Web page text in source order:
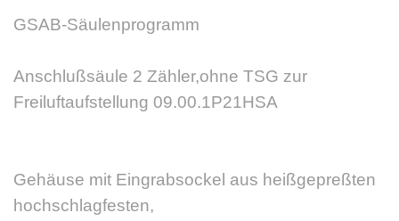
GSAB-Säulenprogramm
Anschlußsäule 2 Zähler,ohne TSG zur
Freiluftaufstellung 09.00.1P21HSA
Gehäuse mit Eingrabsockel aus heißgepreßten
hochschlagfesten,